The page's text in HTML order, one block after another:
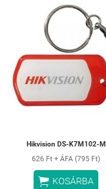
Hikvision DS-K7M102-M
626 Ft + ÁFA (795 Ft)
 KOSÁRBA